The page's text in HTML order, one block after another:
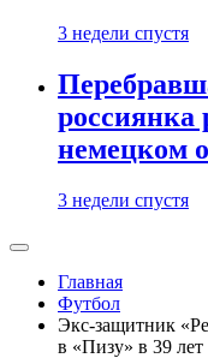
3 недели спустя
россиянка
немецком
3 недели спустя
Главная
Футбол
Экс-защитник
в «Пизу» в 39 лет